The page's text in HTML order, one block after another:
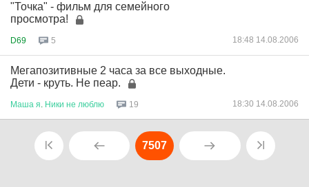
"Точка" - фильм для семейного
просмотра!
D69 5 18:48 14.08.2006
Мегапозитивные 2 часа за все выходные.
Дети - круть. Не пеар.
Маша я Ники не люблю 19 18:30 14.08.2006
7507